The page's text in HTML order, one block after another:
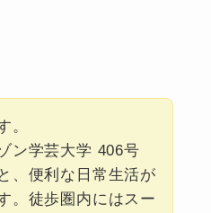
。
ン学芸大学 406号
、便利な日常生活が
。徒歩圏内にはスー